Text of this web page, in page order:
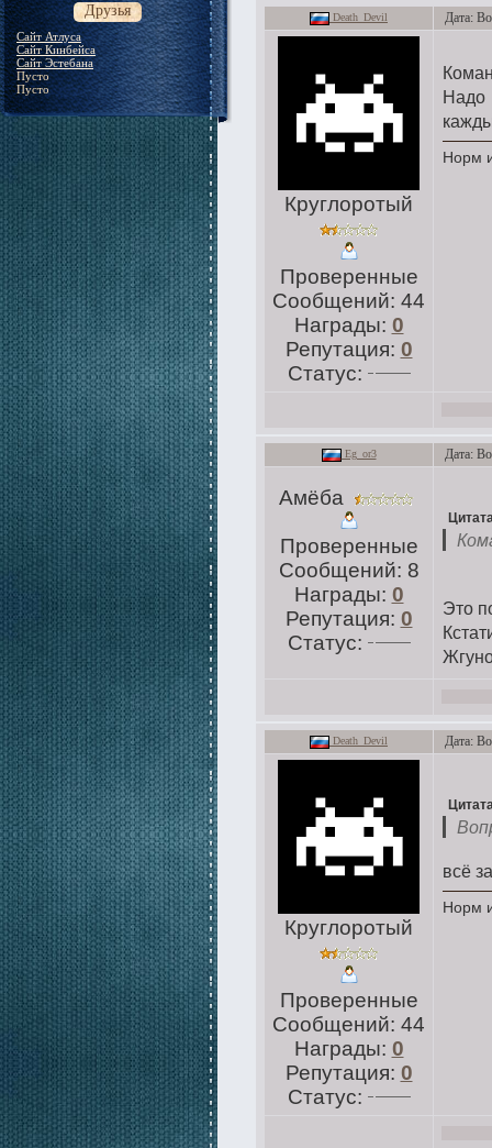
Друзья
Сайт Атлуса
Сайт Кинбейса
Сайт Эстебана
Пусто
Пусто
Death_Devil Дата:
Круглоротый
Проверенные
Сообщений: 44
Награды: 0
Репутация: 0
Статус:
Надо
Норм
Eg_or3 Дата:
Амёба
Проверенные
Сообщений: 8
Награды: 0
Репутация: 0
Статус:
Это
Death_Devil Дата:
Круглоротый
Проверенные
Сообщений: 44
Награды: 0
Репутация: 0
Статус:
всё
Норм